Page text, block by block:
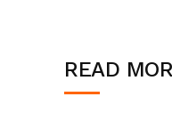
READ